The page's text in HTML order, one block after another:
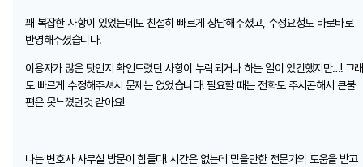
꽤 복잡한 사항이 있었는데도 친절히 빠르게 상담해주셨고, 수정요청도 바로바로
반영해주셨습니다.
이용자가 많은 탓인지 확인드렸던 사항이 누락되거나 하는 일이 있긴했지만…! 그래
도 빠르게 수정해주셔서 문제는 없었습니다! 필요할 때는 전화도 주시곤해서 큰불
편은 못느꼈던것 같아요!
나는 변호사 사무실 방문이 힘들다! 시간은 없는데 믿을만한 전문가의 도움을 받고